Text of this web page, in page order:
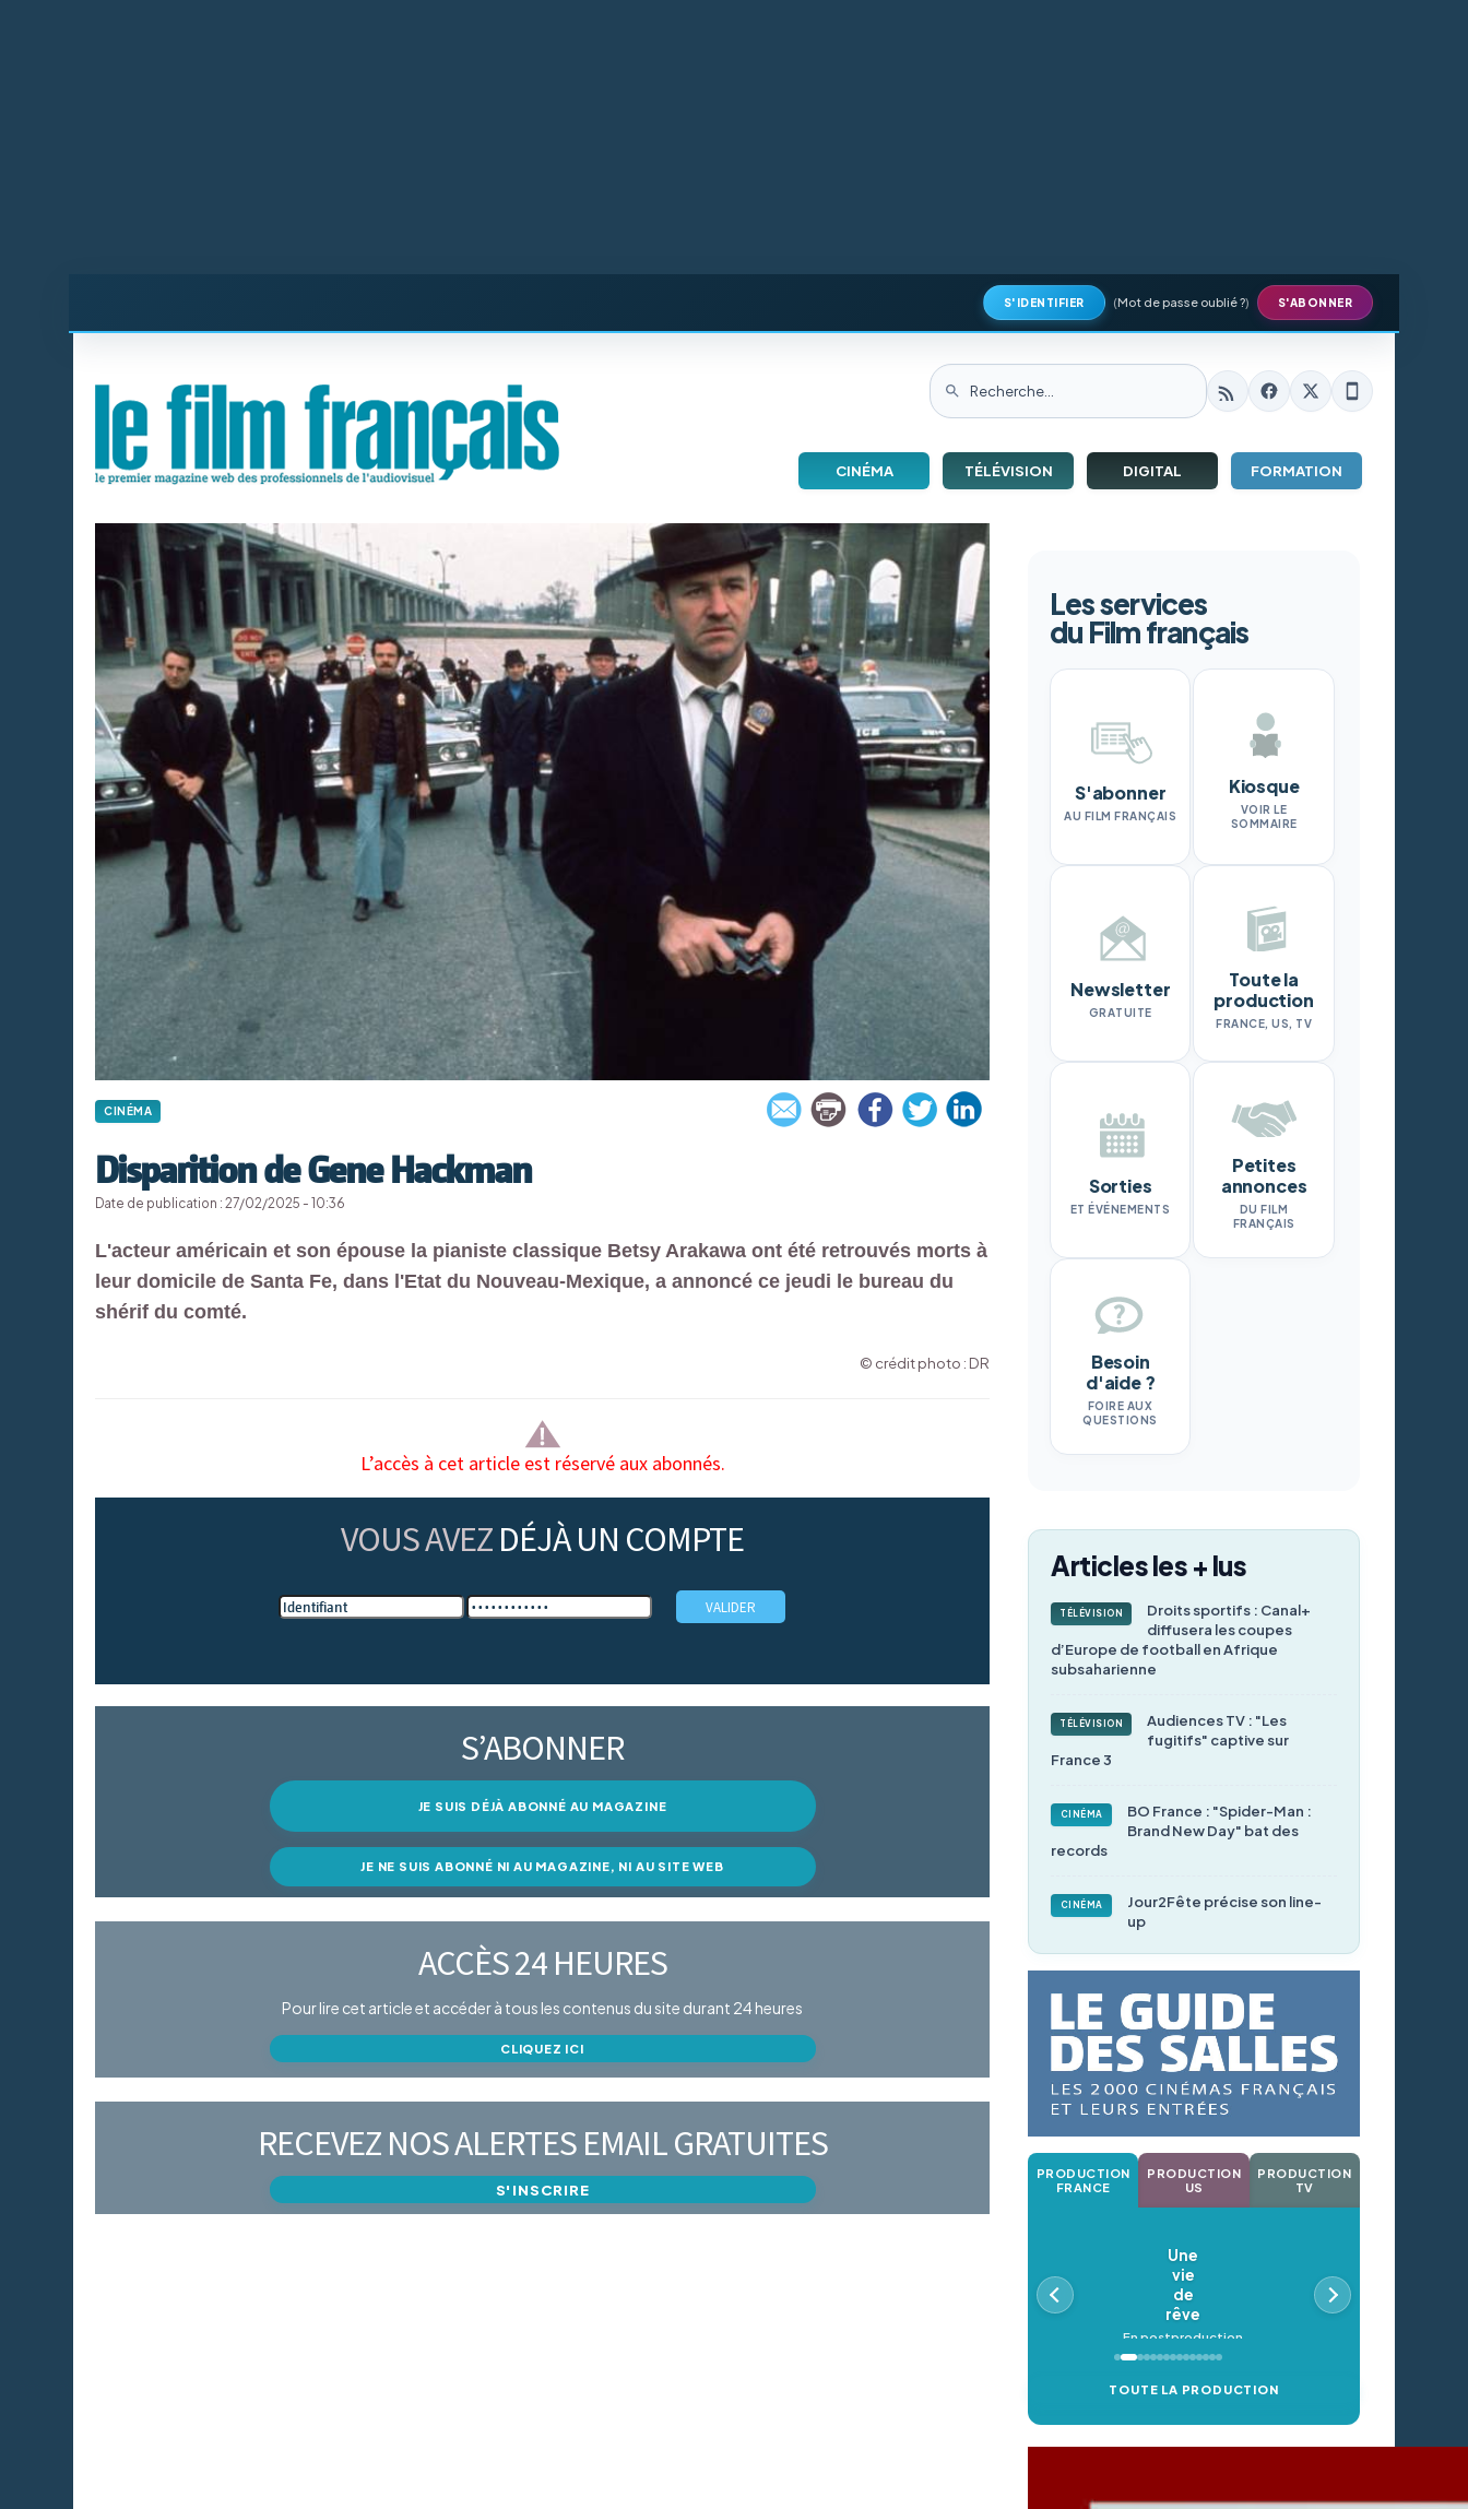
S'IDENTIFIER (Mot de passe oublié ?) S'ABONNER
CINÉMA TÉLÉVISION DIGITAL FORMATION
CINÉMA
Disparition de Gene Hackman
Date de publication : 27/02/2025 - 10:36
L'acteur américain et son épouse la pianiste classique Betsy Arakawa ont été retrouvés morts à
leur domicile de Santa Fe, dans l'Etat du Nouveau-Mexique, a annoncé ce jeudi le bureau du
shérif du comté.
© crédit photo : DR
L’accès à cet article est réservé aux abonnés.
VOUS AVEZ DÉJÀ UN COMPTE
S’ABONNER
JE SUIS DÉJÀ ABONNÉ AU MAGAZINE
JE NE SUIS ABONNÉ NI AU MAGAZINE, NI AU SITE WEB
ACCÈS 24 HEURES
Pour lire cet article et accéder à tous les contenus du site durant 24 heures
CLIQUEZ ICI
RECEVEZ NOS ALERTES EMAIL GRATUITES
S'INSCRIRE
Les services
du Film français
S'abonner
AU FILM FRANÇAIS
Kiosque
VOIR LE
SOMMAIRE
Newsletter
GRATUITE
Toute la
production
FRANCE, US, TV
Sorties
ET ÉVÉNEMENTS
Petites
annonces
DU FILM
FRANÇAIS
Besoin
d'aide ?
FOIRE AUX
QUESTIONS
Articles les + lus
TÉLÉVISION
Droits sportifs : Canal+
diffusera les coupes
d’Europe de football en Afrique
subsaharienne
TÉLÉVISION
Audiences TV : "Les
fugitifs" captive sur
France 3
CINÉMA
BO France : "Spider-Man :
Brand New Day" bat des
records
CINÉMA
Jour2Fête précise son line-
up
PRODUCTION
FRANCE
PRODUCTION
US
PRODUCTION
TV
Une
vie
de
rêve
En postproduction
TOUTE LA PRODUCTION